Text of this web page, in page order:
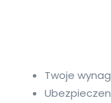
Twoje